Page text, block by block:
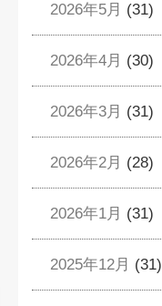
2026年5月 (31)
2026年4月 (30)
2026年3月 (31)
2026年2月 (28)
2026年1月 (31)
2025年12月 (31)